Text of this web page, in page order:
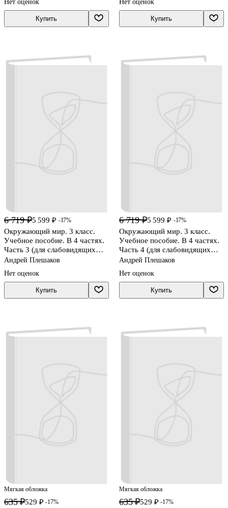
Нет оценок
Купить
Нет оценок
Купить
6 719 ₽5 599 ₽ -17%
Окружающий мир. 3 класс.
Учебное пособие. В 4 частях.
Часть 3 (для слабовидящих
обучающихся)
Андрей Плешаков
Нет оценок
Купить
6 719 ₽5 599 ₽ -17%
Окружающий мир. 3 класс.
Учебное пособие. В 4 частях.
Часть 4 (для слабовидящих
обучающихся)
Андрей Плешаков
Нет оценок
Купить
Мягкая обложка
635 ₽529 ₽ -17%
Мягкая обложка
635 ₽529 ₽ -17%